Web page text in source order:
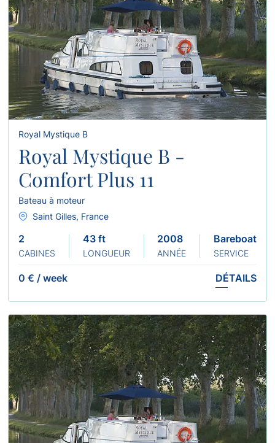
Royal Mystique B
Royal Mystique B -
Comfort Plus 11
Bateau à moteur
Saint Gilles, France
2
CABINES
43 ft
LONGUEUR
2008
ANNÉE
Bareboat
SERVICE
0 € / week DÉTAILS